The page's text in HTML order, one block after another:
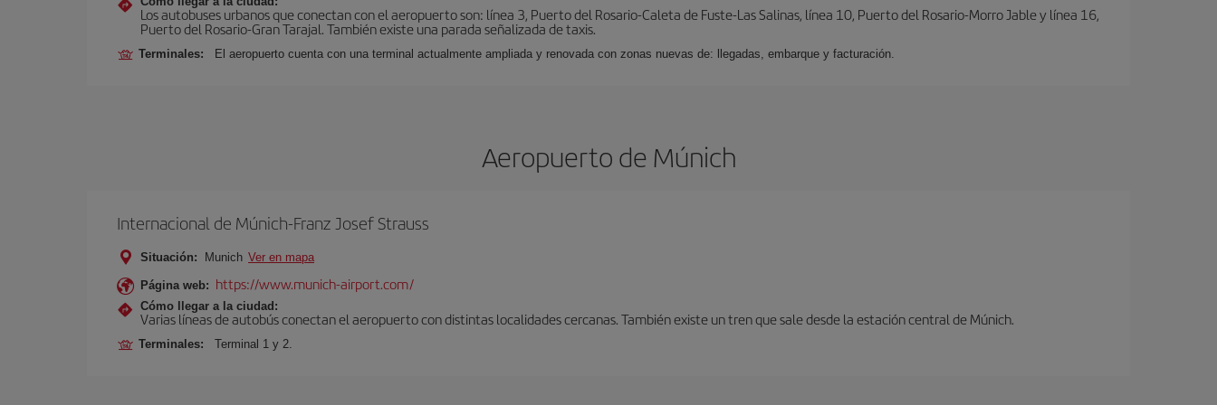
Los autobuses urbanos que conectan con el aeropuerto son: línea 3, Puerto del Rosario-Caleta de Fuste-Las Salinas, línea 10, Puerto del Rosario-Morro Jable y línea 16,
Puerto del Rosario-Gran Tarajal. También existe una parada señalizada de taxis.
Terminales: El aeropuerto cuenta con una terminal actualmente ampliada y renovada con zonas nuevas de: llegadas, embarque y facturación.
Aeropuerto de Múnich
Internacional de Múnich-Franz Josef Strauss
Situación: Munich Ver en mapa
Página web: https://www.munich-airport.com/
Cómo llegar a la ciudad:
Varias líneas de autobús conectan el aeropuerto con distintas localidades cercanas. También existe un tren que sale desde la estación central de Múnich.
Terminales: Terminal 1 y 2.